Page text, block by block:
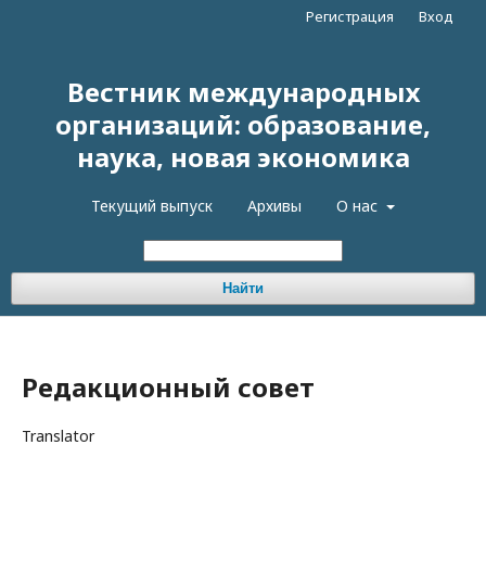
Вестник международных
организаций: образование,
наука, новая экономика
Текущий выпуск Архивы О нас
Найти
Регистрация Вход
Редакционный совет
Translator